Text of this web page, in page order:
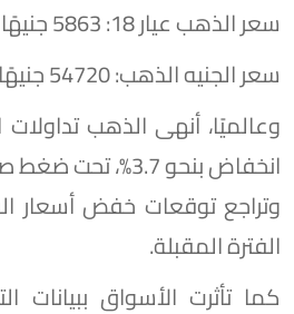
سعر الذهب عيار 18: 5863 جنيهًا
سعر الجنيه الذهب: 54720 جنيهًا
وعالميًا، أنهى الذهب
انخفاض بنحو 3.7%،
وتراجع توقعات خفض أسعار
الفترة المقبلة.
كما تأثرت الأسواق ببيانات